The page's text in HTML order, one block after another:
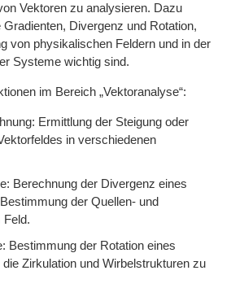
Vektoren zu analysieren. Dazu
Divergenz und Rotation,
von physikalischen Feldern und in der
Systeme wichtig sind.
im Bereich „Vektoranalyse“:
Ermittlung der Steigung oder
in verschiedenen
Berechnung der Divergenz eines
der Quellen- und
Feld.
Bestimmung der Rotation eines
Zirkulation und Wirbelstrukturen zu